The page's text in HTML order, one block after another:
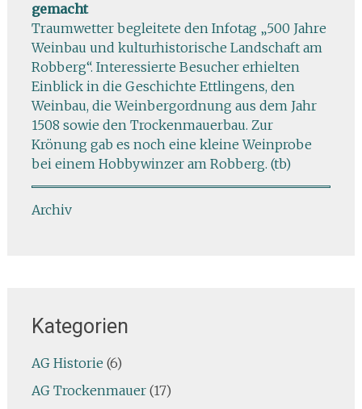
gemacht
Traumwetter begleitete den Infotag „500 Jahre
Weinbau und kulturhistorische Landschaft am
Robberg“. Interessierte Besucher erhielten
Einblick in die Geschichte Ettlingens, den
Weinbau, die Weinbergordnung aus dem Jahr
1508 sowie den Trockenmauerbau. Zur
Krönung gab es noch eine kleine Weinprobe
bei einem Hobbywinzer am Robberg. (tb)
Archiv
Kategorien
AG Historie (6)
AG Trockenmauer(17)